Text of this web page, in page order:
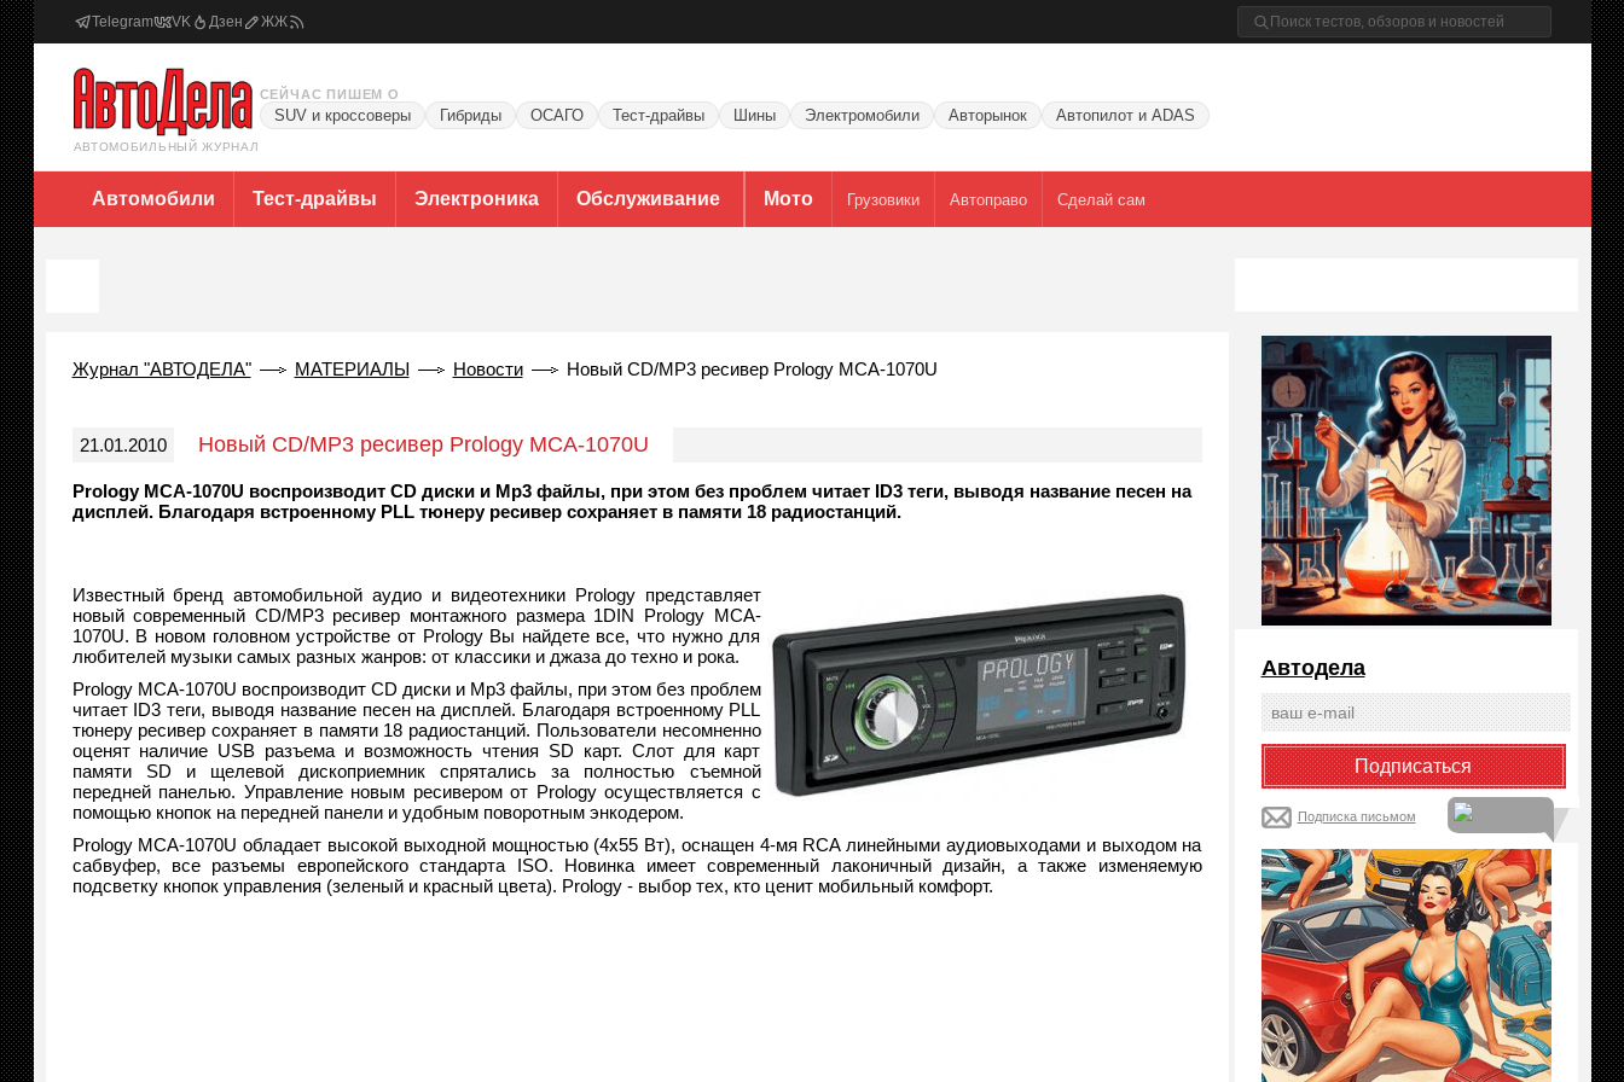
Telegram VK Дзен ЖЖ
АВТОМОБИЛЬНЫЙ ЖУРНАЛ
СЕЙЧАС ПИШЕМ О
SUV и кроссоверы Гибриды ОСАГО Тест-драйвы Шины Электромобили Авторынок Автопилот и ADAS
Автомобили Тест-драйвы Электроника Обслуживание Мото Грузовики Автоправо Сделай сам
Журнал "АВТОДЕЛА" МАТЕРИАЛЫ Новости Новый CD/MP3 ресивер Prology MCA-1070U
21.01.2010 Новый CD/MP3 ресивер Prology MCA-1070U
Prology MCA-1070U воспроизводит CD диски и Mp3 файлы, при этом без проблем читает ID3 теги, выводя название песен на
дисплей. Благодаря встроенному PLL тюнеру ресивер сохраняет в памяти 18 радиостанций.
Известный бренд автомобильной аудио и видеотехники Prology представляет
новый современный CD/MP3 ресивер монтажного размера 1DIN Prology MCA-
1070U. В новом головном устройстве от Prology Вы найдете все, что нужно для
любителей музыки самых разных жанров: от классики и джаза до техно и рока.
Prology MCA-1070U воспроизводит CD диски и Mp3 файлы, при этом без проблем
читает ID3 теги, выводя название песен на дисплей. Благодаря встроенному PLL
тюнеру ресивер сохраняет в памяти 18 радиостанций. Пользователи несомненно
оценят наличие USB разъема и возможность чтения SD карт. Слот для карт
памяти SD и щелевой дископриемник спрятались за полностью съемной
передней панелью. Управление новым ресивером от Prology осуществляется с
помощью кнопок на передней панели и удобным поворотным энкодером.
Prology MCA-1070U обладает высокой выходной мощностью (4х55 Вт), оснащен 4-мя RCA линейными аудиовыходами и выходом на
сабвуфер, все разъемы европейского стандарта ISO. Новинка имеет современный лаконичный дизайн, а также изменяемую
подсветку кнопок управления (зеленый и красный цвета). Prology - выбор тех, кто ценит мобильный комфорт.
Автодела
Подписка письмом